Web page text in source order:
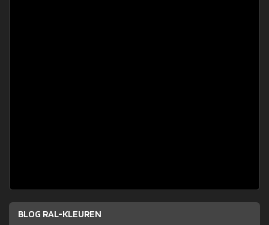
BLOG RAL-KLEUREN